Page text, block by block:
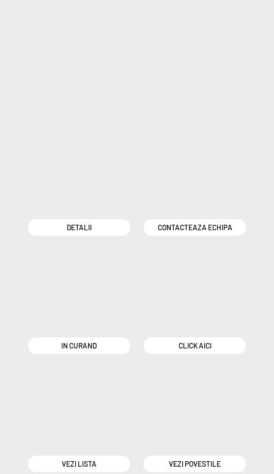
DETALII CONTACTEAZA ECHIPA
IN CURAND CLICK AICI
VEZI LISTA VEZI POVESTILE